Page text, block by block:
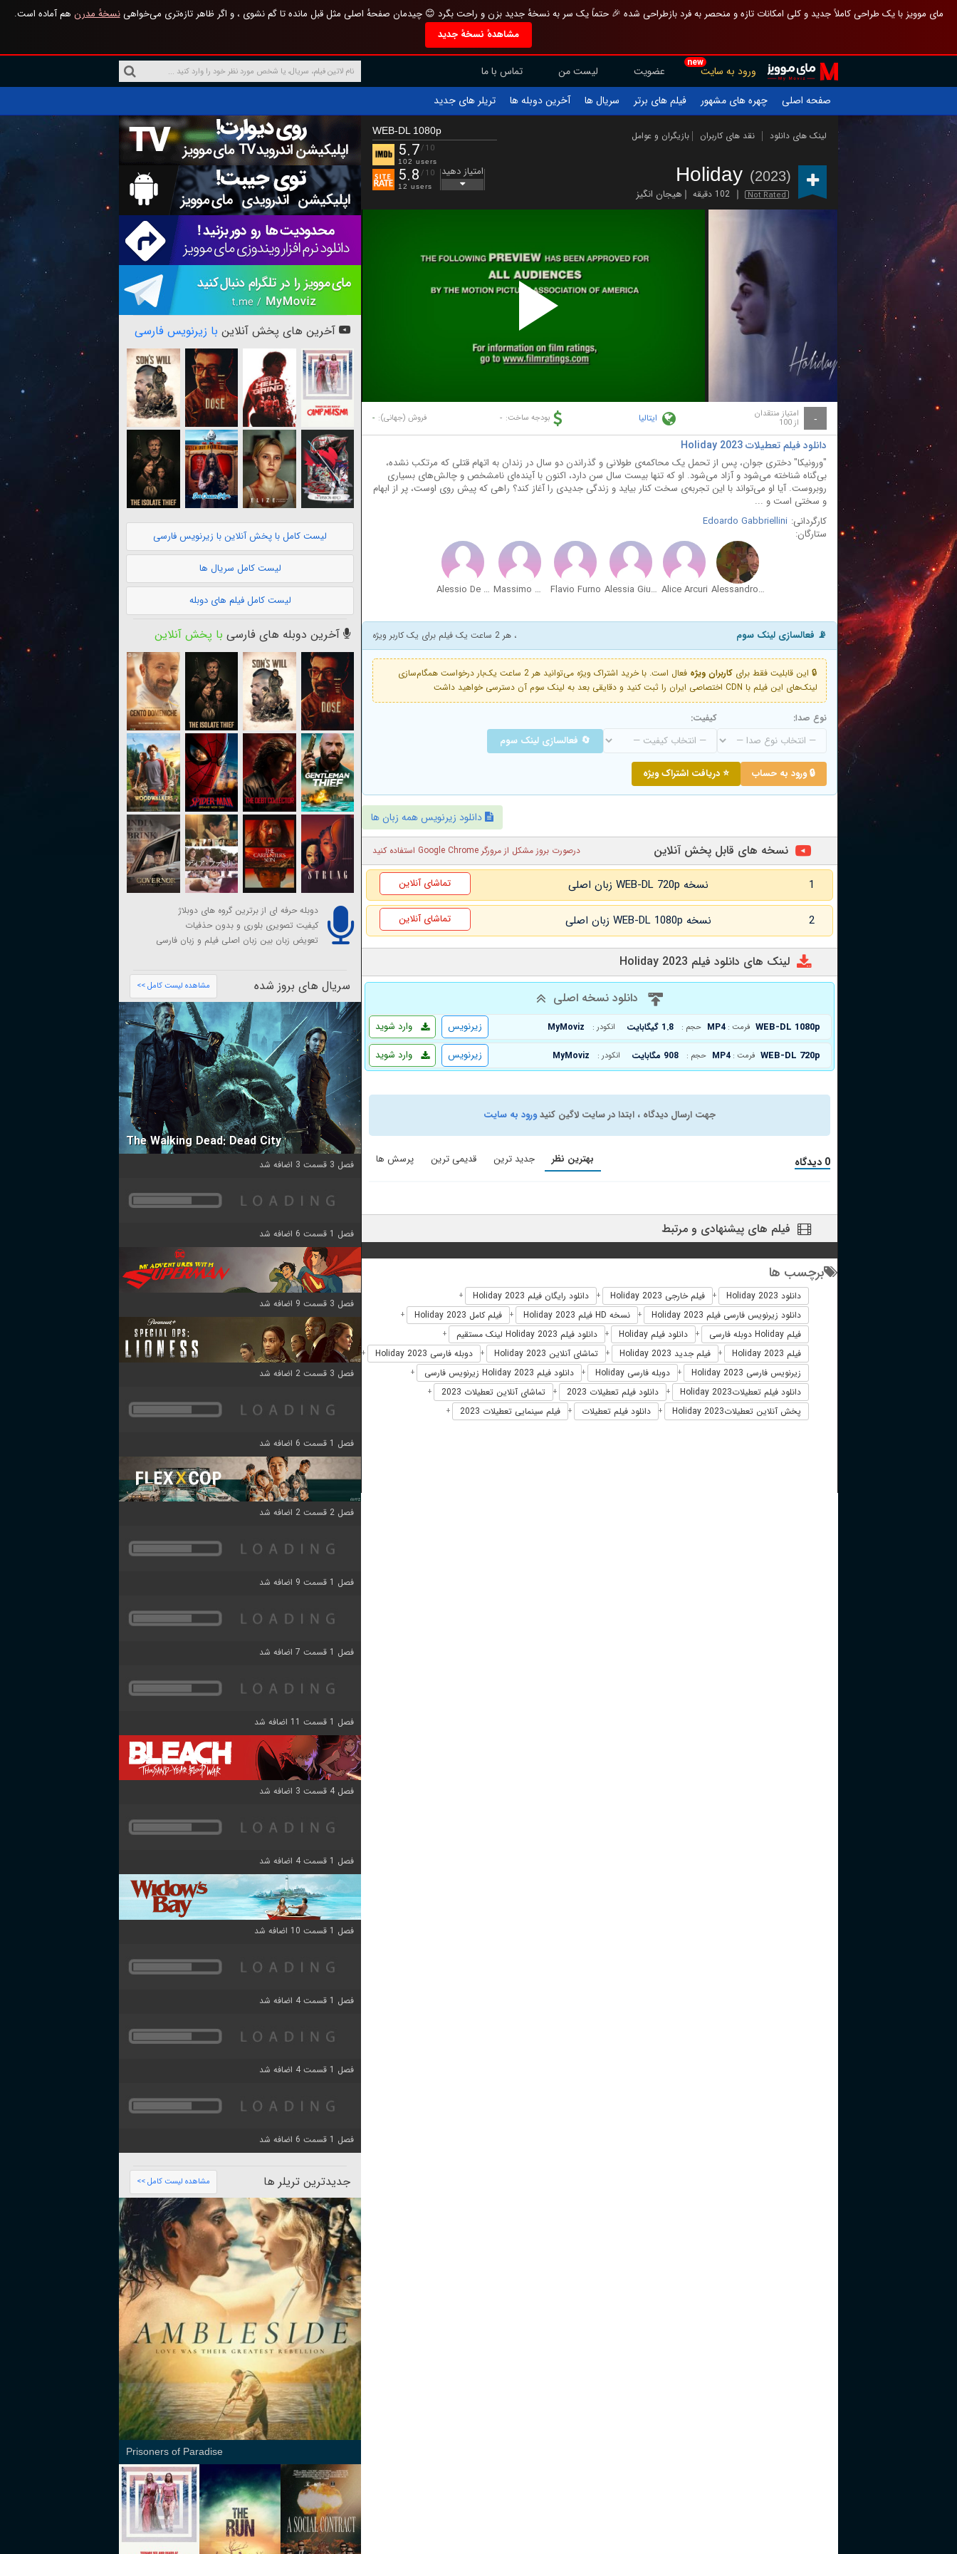
مای موویز با یک طراحی کاملاً جدید و کلی امکانات تازه و منحصر به فرد بازطراحی شده 🎉 حتماً یک سر به نسخهٔ جدید بزن و راحت بگرد 😊 چیدمان صفحهٔ اصلی مثل قبل مانده تا گم نشوی ، و اگر ظاهر تازه‌تری می‌خواهینسخهٔ مدرن هم آماده است.
مشاهدهٔ نسخهٔ جدید
new
ورود به سایت عضویت لیست من
تماس با ما
صفحه اصلی
چهره های مشهور فیلم های برتر سریال ها آخرین دوبله ها تریلر های جدید
لینک های دانلود نقد های کاربران بازیگران و عوامل
Holiday (2023)
Not Rated 102 دقیقه هیجان انگیز
WEB-DL 1080p
5.7/10
102 users
5.8 /10
12 users
امتیاز دهید
Play
Video
- امتیاز منتقدان
از 100 ایتالیا بودجه ساخت: - فروش (جهانی): -
دانلود فیلم تعطیلات Holiday 2023
"ورونیکا" دختری جوان، پس از تحمل یک محاکمه‌ی طولانی و گذراندن دو سال در زندان به اتهام قتلی که مرتکب نشده،
بی‌گناه شناخته می‌شود و آزاد می‌شود. او که تنها بیست سال سن دارد، اکنون با آینده‌ای نامشخص و چالش‌های بسیاری
روبروست. آیا او می‌تواند با این تجربه‌ی سخت کنار بیاید و زندگی جدیدی را آغاز کند؟ راهی که پیش روی اوست، پر از ابهام
و سختی است و ...
کارگردانی: Edoardo Gabbriellini
ستارگان:
Alessandro Tedeschi
Alice Arcuri
Alessia Giuliani
Flavio Furno
Massimo Mesciulam
Alessio De Persio
📡 فعالسازی لینک سوم ، هر 2 ساعت یک فیلم برای یک کاربر ویژه
🔒 این قابلیت فقط برای کاربران ویژه
فعال است. با خرید اشتراک ویژه می‌توانید هر 2 ساعت یک‌بار درخواست همگام‌سازی
لینک‌های این فیلم با CDN اختصاصی ایران را ثبت کنید و دقایقی بعد به لینک سوم آن دسترسی خواهید داشت
نوع صدا: کیفیت:
🔄 فعالسازی لینک سوم
🔒 ورود به حساب ⭐ دریافت اشتراک ویژه
دانلود زیرنویس همه زبان ها
نسخه های قابل پخش آنلاین درصورت بروز مشکل از مرورگر Google Chrome استفاده کنید
1 نسخه WEB-DL 720p زبان اصلی تماشای آنلاین
2 نسخه WEB-DL 1080p زبان اصلی تماشای آنلاین
لینک های دانلود فیلم Holiday 2023
دانلود نسخه اصلی
WEB-DL 1080p فرمت : MP4 حجم : 1.8 گیگابایت انکودر : MyMoviz وارد شوید
زیرنویس
WEB-DL 720p فرمت : MP4 حجم : 908 مگابایت انکودر : MyMoviz وارد شوید زیرنویس
جهت ارسال دیدگاه ، ابتدا در سایت لاگین کنیدورود به سایت
0 دیدگاه بهترین نظر جدید ترین قدیمی ترین پرسش ها
فیلم های پیشنهادی و مرتبط
برچسب ها
دانلود Holiday 2023 + فیلم خارجی Holiday 2023 + دانلود رایگان فیلم Holiday 2023 +
دانلود زیرنویس فارسی فیلم Holiday 2023 + نسخه HD فیلم Holiday 2023 + فیلم کامل Holiday 2023 +
فیلم Holiday دوبله فارسی + دانلود فیلم Holiday + دانلود فیلم Holiday 2023 لینک مستقیم +
فیلم Holiday 2023 + فیلم جدید Holiday 2023 + تماشای آنلاین Holiday 2023 + دوبله فارسی Holiday 2023 +
زیرنویس فارسی Holiday 2023 + دوبله فارسی Holiday + دانلود فیلم Holiday 2023 زیرنویس فارسی +
دانلود فیلم تعطیلاتHoliday 2023 + دانلود فیلم تعطیلات 2023 + تماشای آنلاین تعطیلات 2023 +
پخش آنلاین تعطیلاتHoliday 2023 + دانلود فیلم تعطیلات + فیلم سینمایی تعطیلات 2023 +
آخرین های پخش آنلاین با زیرنویس فارسی
لیست کامل با پخش آنلاین با زیرنویس فارسی
لیست کامل سریال ها
لیست کامل فیلم های دوبله
آخرین دوبله های فارسی با پخش آنلاین
دوبله حرفه ای از برترین گروه های دوبلاژ
کیفیت تصویری بلوری و بدون حذفیات
تعویض زبان بین زبان اصلی فیلم و زبان فارسی
سریال های بروز شده مشاهده لیست کامل >>
The Walking Dead: Dead City
فصل 3 قسمت 3 اضافه شد
فصل 1 قسمت 6 اضافه شد
فصل 3 قسمت 9 اضافه شد
فصل 3 قسمت 2 اضافه شد
فصل 1 قسمت 6 اضافه شد
فصل 2 قسمت 2 اضافه شد
فصل 1 قسمت 9 اضافه شد
فصل 1 قسمت 7 اضافه شد
فصل 1 قسمت 11 اضافه شد
فصل 4 قسمت 3 اضافه شد
فصل 1 قسمت 4 اضافه شد
فصل 1 قسمت 10 اضافه شد
فصل 1 قسمت 4 اضافه شد
فصل 1 قسمت 4 اضافه شد
فصل 1 قسمت 6 اضافه شد
جدیدترین تریلر ها مشاهده لیست کامل >>
Prisoners of Paradise